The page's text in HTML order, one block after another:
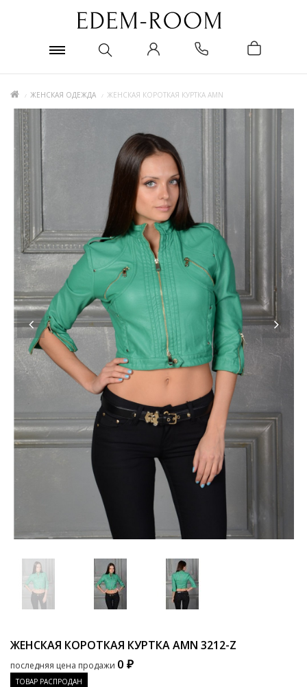
ЖЕНСКАЯ ОДЕЖДА ЖЕНСКАЯ КОРОТКАЯ КУРТКА AMN
ЖЕНСКАЯ КОРОТКАЯ КУРТКА AMN 3212-Z
последняя цена продажи 0 ₽
ТОВАР РАСПРОДАН